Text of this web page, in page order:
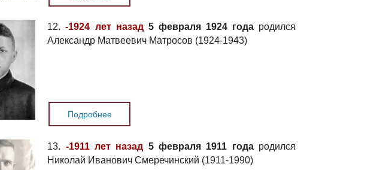
12.-1924 лет назад5 февраля 1924 года родился
Александр Матвеевич Матросов (1924-1943)
Подробнее
13. -1911 лет назад 5 февраля 1911 годародился
Николай Иванович Смеречинский (1911-1990)